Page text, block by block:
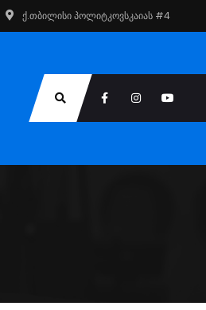
ქ.თბილისი პოლიტკოვსკაიას #4